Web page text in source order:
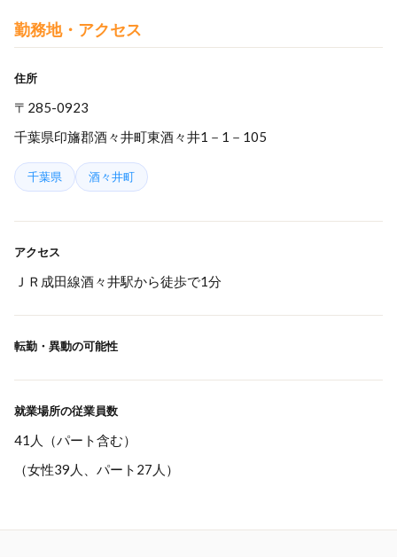
勤務地・アクセス
住所
〒285-0923
千葉県印旛郡酒々井町東酒々井1－1－105
千葉県 酒々井町
アクセス
ＪＲ成田線酒々井駅から徒歩で1分
転勤・異動の可能性
就業場所の従業員数
41人（パート含む）
（女性39人、パート27人）